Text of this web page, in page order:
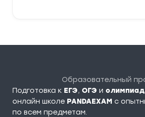
Образовательный
Подготовка к ЕГЭ, ОГЭ и
онлайн школе PANDAEXAM c
по всем предметам.